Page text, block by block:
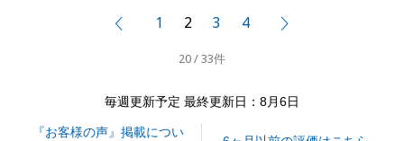
もお気軽にご相談ください。
前へ1 2 3 4
20 / 33件
毎週更新予定 最終更新日：8月6日
『お客様の声』掲載につい